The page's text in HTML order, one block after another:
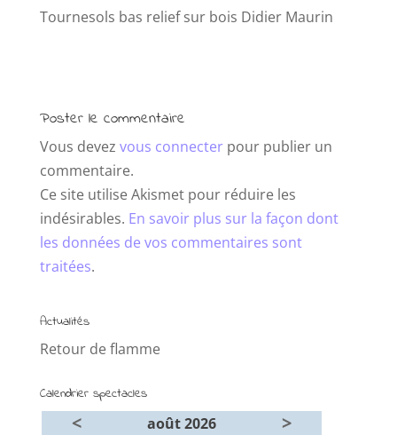
Tournesols bas relief sur bois Didier Maurin
Poster le commentaire
Vous devez vous connecterpour publier un
commentaire.
Ce site utilise Akismet pour réduire les
indésirables. En savoir plus sur la façon dont
les données de vos commentaires sont
traitées.
Actualités
Retour de flamme
Calendrier spectacles
< août 2026 >